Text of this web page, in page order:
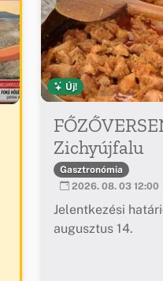
Új!
Zichyújfalu
Gasztronómia
2026. 08. 03 12:00
Jelentkezési
augusztus 14.